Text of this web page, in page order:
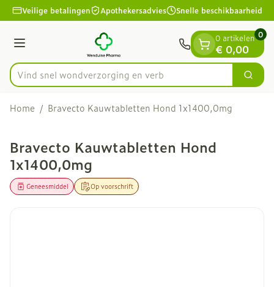
Ga naar de inhoud
1 van 1
Veilige betalingen Apothekersadvies Snelle beschikbaarheid
Menu
Product, merk, categorie...
Vind snel wondverzorging Zoek
0 artikelen
€ 0,00
0
Home / Bravecto Kauwtabletten Hond 1x1400,0mg
Bravecto Kauwtabletten Hond
1x1400,0mg
Op voorschrift
Geneesmiddel